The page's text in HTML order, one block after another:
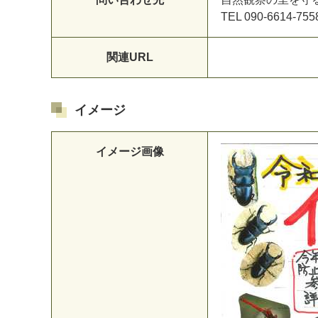
TE L 090-6614-755
関連URL
イメージ
イメージ画像